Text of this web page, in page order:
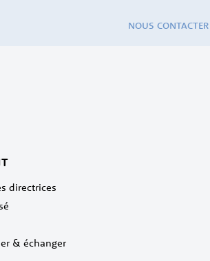
NOUS CONTACTER
directrices
& échanger